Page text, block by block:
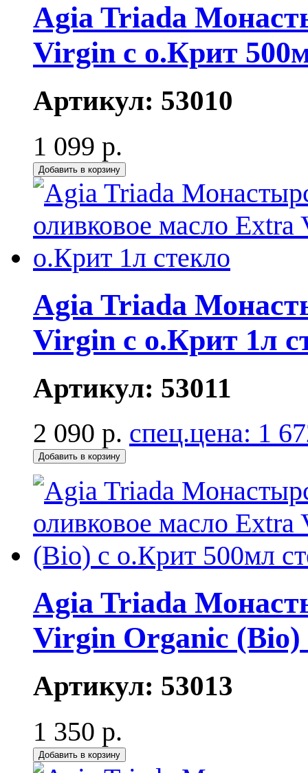
Agia Triada
Virgin с о.Крит
Артикул: 53010
1 099 р.
Добавить в корзину
Agia Triada
Virgin с о.Крит 1л
Артикул: 53011
2 090 р. спец.цена: 1
Добавить в корзину
Agia Triada
Virgin Organic (Bio)
Артикул: 53013
1 350 р.
Добавить в корзину